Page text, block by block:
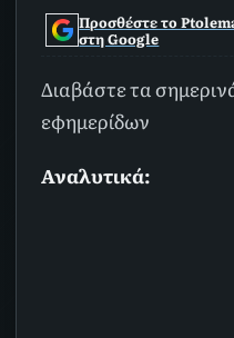
Προσθέστε το
στη Google
Διαβάστε τα
εφημερίδων
Αναλυτικά: